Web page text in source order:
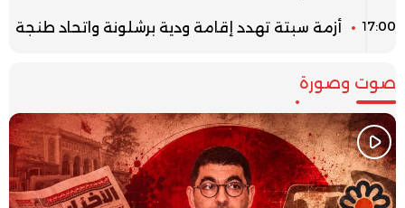
17:00 أزمة سبتة تهدد إقامة ودية برشلونة واتحاد طنجة
صوت وصورة